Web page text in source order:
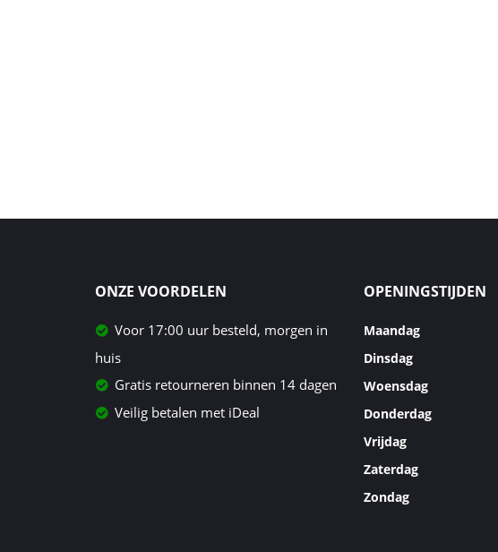
ONZE VOORDELEN
Voor 17:00 uur besteld, morgen in
huis
Gratis retourneren binnen 14 dagen
Veilig betalen met iDeal
OPENINGSTIJDEN
Maandag
Dinsdag
Woensdag
Donderdag
Vrijdag
Zaterdag
Zondag